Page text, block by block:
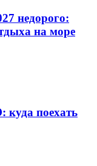
недорого:
на море
поехать